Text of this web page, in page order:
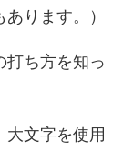
ります。）
打ち方を知っ
文字を使用